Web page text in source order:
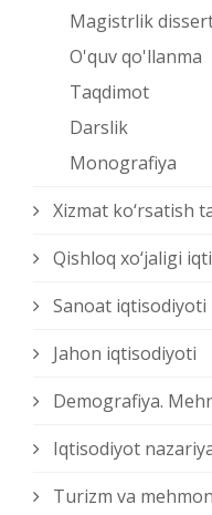
Magistrlik
O'quv qo'llanma
Taqdimot
Darslik
Monografiya
Xizmat kо‘rsatish
Qishloq xо‘jaligi
Sanoat iqtisodiyoti
Jahon iqtisodiyoti
Demografiya.
Iqtisodiyot
Turizm va